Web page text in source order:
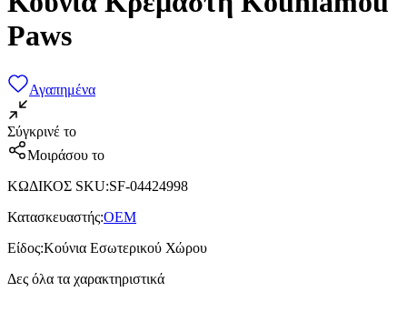
Paws
Αγαπημένα
Σύγκρινέ το
Μοιράσου το
ΚΩΔΙΚΟΣ SKU:SF-04424998
Κατασκευαστής:OEM
Είδος:Κούνια Εσωτερικού Χώρου
Δες όλα τα χαρακτηριστικά